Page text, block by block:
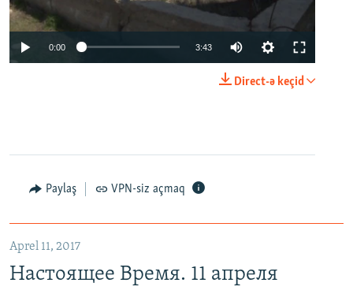
0:00 3:43
Direct-ə keçid
Paylaş VPN-siz açmaq
Aprel 11, 2017
Настоящее Время. 11 апреля